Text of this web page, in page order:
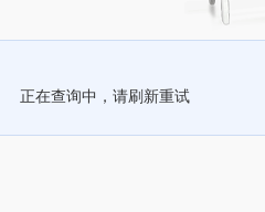
正在查询中，请刷新重试